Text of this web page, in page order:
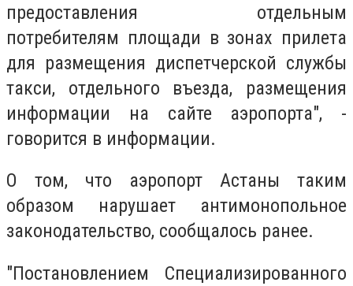
предоставления отдельным
потребителям площади в зонах прилета
для размещения диспетчерской службы
такси, отдельного въезда, размещения
информации на сайте аэропорта", -
говорится в информации.
О том, что аэропорт Астаны таким
образом нарушает антимонопольное
законодательство, сообщалось ранее.
"Постановлением Специализированного